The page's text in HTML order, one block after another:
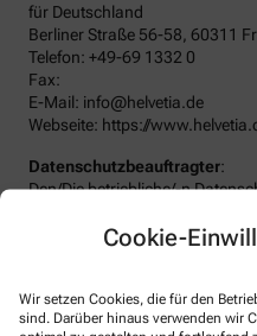
Cookie-
Wir setzen Cookies, die für den
sind. Darüber hinaus verwenden wir
für Deutschland
Berliner Straße 56-58, 60311
Telefon: +49-69 1332 0
Fax:
E-Mail: info@helvetia.de
Webseite: https://
Datenschutzbeauftragter:
Den/Die betriebliche/-n
TRIESCH
Rheindamm 13, 40668
Fax:+49-2150 7948985
Email:m.triesch@ds-